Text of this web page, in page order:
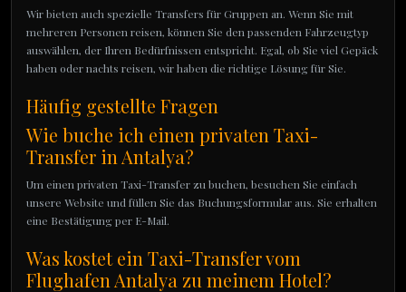
Wir bieten auch spezielle Transfers für Gruppen an. Wenn Sie mit
mehreren Personen reisen, können Sie den passenden Fahrzeugtyp
auswählen, der Ihren Bedürfnissen entspricht. Egal, ob Sie viel Gepäck
haben oder nachts reisen, wir haben die richtige Lösung für Sie.
Häufig gestellte Fragen
Wie buche ich einen privaten Taxi-
Transfer in Antalya?
Um einen privaten Taxi-Transfer zu buchen, besuchen Sie einfach
unsere Website und füllen Sie das Buchungsformular aus. Sie erhalten
eine Bestätigung per E-Mail.
Was kostet ein Taxi-Transfer vom
Flughafen Antalya zu meinem Hotel?